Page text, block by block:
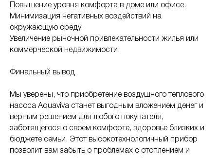
Повышение уровня комфорта в доме или офисе.
Минимизация негативных воздействий на
окружающую среду.
Увеличение рыночной привлекательности жилья или
коммерческой недвижимости.
Финальный вывод
Мы уверены, что приобретение воздушного теплового
насоса Aquaviva станет выгодным вложением денег и
верным решением для любого покупателя,
заботящегося о своем комфорте, здоровье близких и
бюджете семьи. Этот высокотехнологичный прибор
позволит вам забыть о проблемах с отоплением и